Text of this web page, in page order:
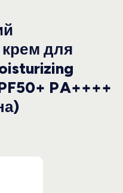
для
PA++++